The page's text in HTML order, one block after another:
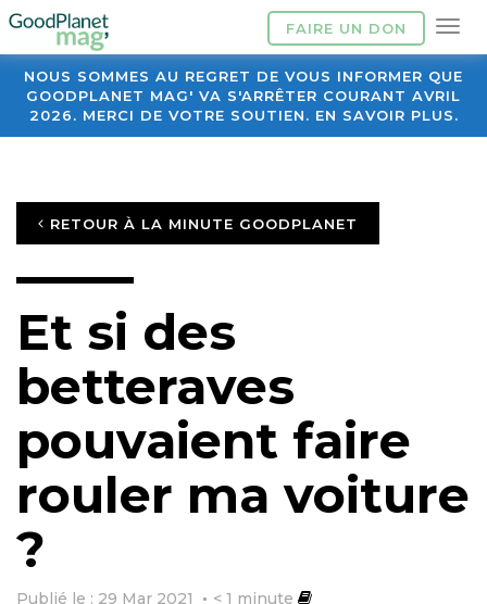
FAIRE UN DON
NOUS SOMMES AU REGRET DE VOUS INFORMER QUE
GOODPLANET MAG' VA S'ARRÊTER COURANT AVRIL
2026. MERCI DE VOTRE SOUTIEN. EN SAVOIR PLUS.
RETOUR À LA MINUTE GOODPLANET
Et si des
betteraves
pouvaient faire
rouler ma voiture
?
Publié le : 29 Mar 2021 < 1 minute